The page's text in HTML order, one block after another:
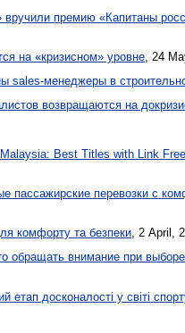
премию «Капитаны
на «кризисном» уровне 24
sales-менеджеры в
возвращаются на
Best Titles with Link
пассажирские перевозки с
комфорту та безпеки, 2 April,
обращать внимание при
етап досконалості у світі